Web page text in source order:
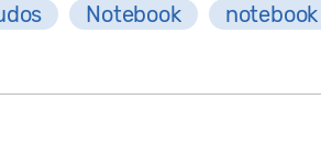
Notebook